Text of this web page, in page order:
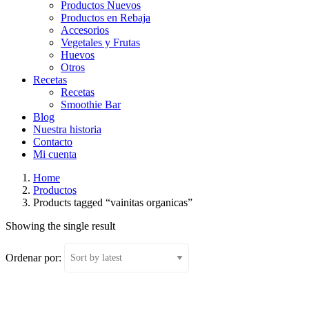
Productos Nuevos
Productos en Rebaja
Accesorios
Vegetales y Frutas
Huevos
Otros
Recetas
Recetas
Smoothie Bar
Blog
Nuestra historia
Contacto
Mi cuenta
Home
Productos
Products tagged “vainitas organicas”
Showing the single result
Ordenar por: